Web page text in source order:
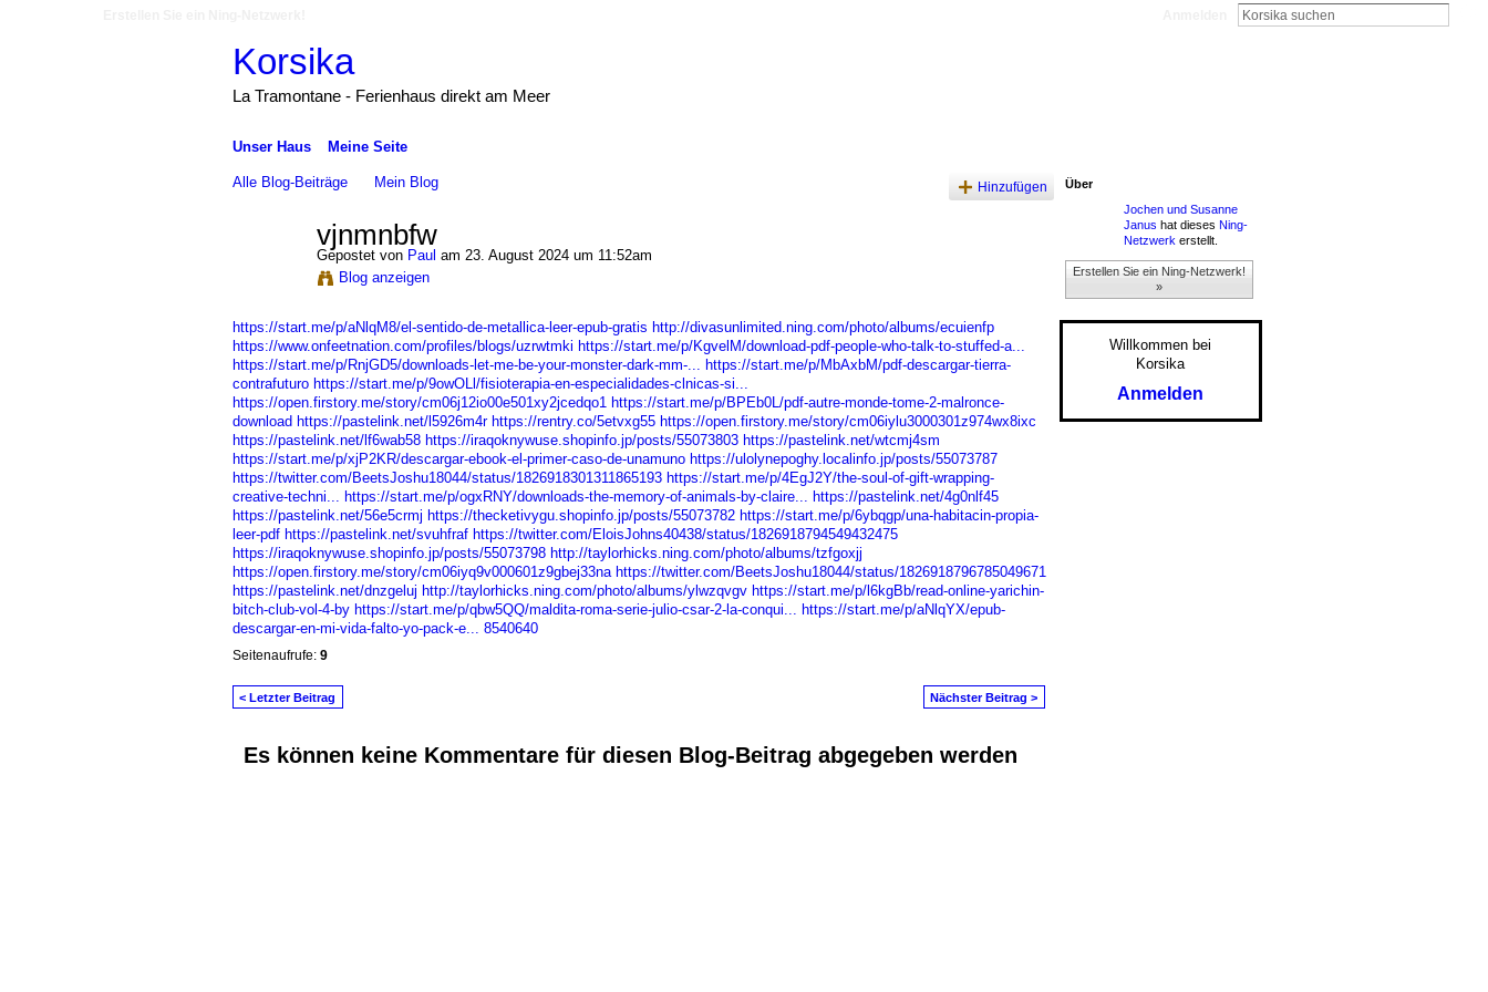
Korsika
La Tramontane - Ferienhaus direkt am Meer
Unser Haus Meine Seite
Alle Blog-Beiträge Mein Blog Hinzufügen
vjnmnbfw
Gepostet von Paul am 23. August 2024 um 11:52am
Blog anzeigen
https://start.me/p/aNlqM8/el-sentido-de-metallica-leer-epub-gratis http://divasunlimited.ning.com/photo/albums/ecuienfp
https://www.onfeetnation.com/profiles/blogs/uzrwtmki https://start.me/p/KgvelM/download-pdf-people-who-talk-to-stuffed-a...
https://start.me/p/RnjGD5/downloads-let-me-be-your-monster-dark-mm-... https://start.me/p/MbAxbM/pdf-descargar-tierra-
contrafuturo https://start.me/p/9owOLl/fisioterapia-en-especialidades-clnicas-si...
https://open.firstory.me/story/cm06j12io00e501xy2jcedqo1 https://start.me/p/BPEb0L/pdf-autre-monde-tome-2-malronce-
download https://pastelink.net/l5926m4r https://rentry.co/5etvxg55 https://open.firstory.me/story/cm06iylu3000301z974wx8ixc
https://pastelink.net/lf6wab58 https://iraqoknywuse.shopinfo.jp/posts/55073803 https://pastelink.net/wtcmj4sm
https://start.me/p/xjP2KR/descargar-ebook-el-primer-caso-de-unamuno https://ulolynepoghy.localinfo.jp/posts/55073787
https://twitter.com/BeetsJoshu18044/status/1826918301311865193 https://start.me/p/4EgJ2Y/the-soul-of-gift-wrapping-
creative-techni... https://start.me/p/ogxRNY/downloads-the-memory-of-animals-by-claire... https://pastelink.net/4g0nlf45
https://pastelink.net/56e5crmj https://thecketivygu.shopinfo.jp/posts/55073782 https://start.me/p/6ybqgp/una-habitacin-propia-
leer-pdf https://pastelink.net/svuhfraf https://twitter.com/EloisJohns40438/status/1826918794549432475
https://iraqoknywuse.shopinfo.jp/posts/55073798 http://taylorhicks.ning.com/photo/albums/tzfgoxjj
https://open.firstory.me/story/cm06iyq9v000601z9gbej33na https://twitter.com/BeetsJoshu18044/status/1826918796785049671
https://pastelink.net/dnzgeluj http://taylorhicks.ning.com/photo/albums/ylwzqvgv https://start.me/p/l6kgBb/read-online-yarichin-
bitch-club-vol-4-by https://start.me/p/qbw5QQ/maldita-roma-serie-julio-csar-2-la-conqui... https://start.me/p/aNlqYX/epub-
descargar-en-mi-vida-falto-yo-pack-e... 8540640
Seitenaufrufe: 9
< Letzter Beitrag Nächster Beitrag >
Es können keine Kommentare für diesen Blog-Beitrag abgegeben werden
Über
Jochen und Susanne
Janus hat dieses Ning-
Netzwerk erstellt.
Erstellen Sie ein Ning-Netzwerk!
»
Willkommen bei
Korsika
Anmelden